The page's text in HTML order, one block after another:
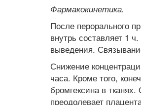
Фармакокинетика.
После перорального
внутрь составляет 1
выведения.
Снижение
часа. Кроме того,
бромгексина в
преодолевает